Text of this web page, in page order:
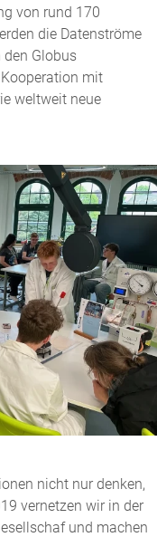
von rund 170
die Datenströme
Globus
mit
weltweit neue
nicht nur denken,
vernetzen wir in der
und machen